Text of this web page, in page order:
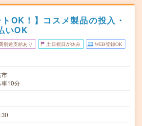
トOK！】コスメ製品の投入・
いOK
別途支給あり 土日祝日が休み WEB登録OK
市
車10分